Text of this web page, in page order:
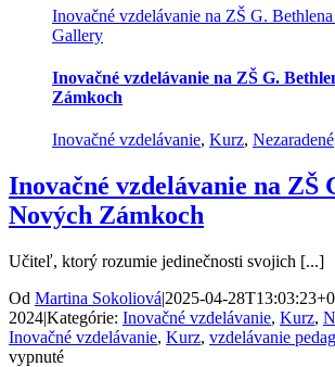
ZŠ
v
–
rozvoj
Skills“
Inovačné vzdelávanie na ZŠ G.
Gallery
Inovačné vzdelávanie na ZŠ G.
Zámkoch
Inovačné vzdelávanie, Kurz, Nezaradené
Inovačné vzdelávanie na ZŠ
Nových Zámkoch
Učiteľ, ktorý rozumie jedinečnosti svojich [...]
Od Martina Sokoliová|2025-04-
2024|Kategórie: Inovačné vzdelávanie, Kurz,
Inovačné vzdelávanie, Kurz, vzdelávanie
vypnuténa